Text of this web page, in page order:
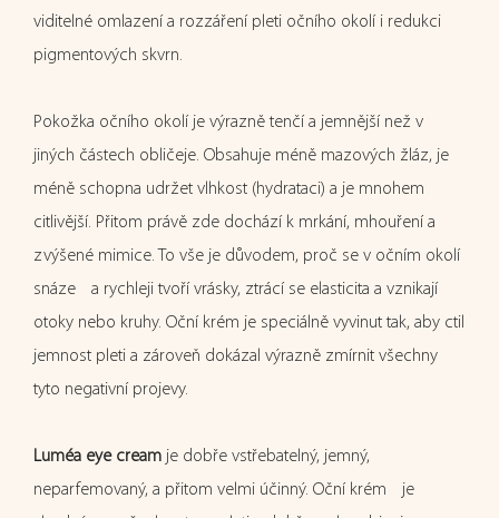
viditelné omlazení a rozzáření pleti očního okolí i redukci
pigmentových skvrn.
Pokožka očního okolí je výrazně tenčí a jemnější než v
jiných částech obličeje. Obsahuje méně mazových žláz, je
méně schopna udržet vlhkost (hydrataci) a je mnohem
citlivější. Přitom právě zde dochází k mrkání, mhouření a
zvýšené mimice. To vše je důvodem, proč se v očním okolí
snáze a rychleji tvoří vrásky, ztrácí se elasticita a vznikají
otoky nebo kruhy. Oční krém je speciálně vyvinut tak, aby ctil
jemnost pleti a zároveň dokázal výrazně zmírnit všechny
tyto negativní projevy.
Luméa eye cream je dobře vstřebatelný, jemný,
neparfemovaný, a přitom velmi účinný. Oční krém je